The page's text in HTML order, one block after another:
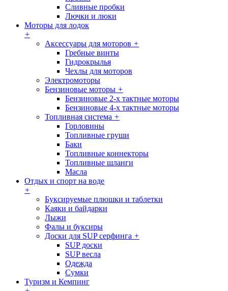
Сливные пробки
Лючки и люки
Моторы для лодок
+
Аксессуары для моторов +
Гребные винты
Гидрокрылья
Чехлы для моторов
Электромоторы
Бензиновые моторы +
Бензиновые 2-х тактные моторы
Бензиновые 4-х тактные моторы
Топливная система +
Горловины
Топливные груши
Баки
Топливные коннекторы
Топливные шланги
Масла
Отдых и спорт на воде
+
Буксируемые плюшки и таблетки
Каяки и байдарки
Лыжи
Фалы и буксиры
Доски для SUP серфинга +
SUP доски
SUP весла
Одежда
Сумки
Туризм и Кемпинг